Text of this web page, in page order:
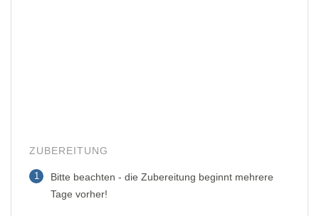
ZUBEREITUNG
1
Bitte beachten - die Zubereitung beginnt mehrere
Tage vorher!